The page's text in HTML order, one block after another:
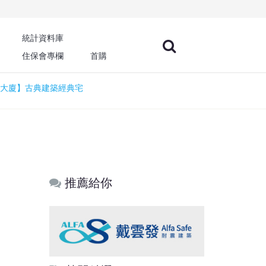
統計資料庫
住保會專欄
首購
廈】古典建築經典宅
推薦給你